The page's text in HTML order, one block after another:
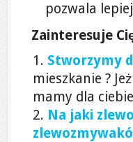
pozwala
Zainteresuje
Stworzymy
mieszkanie ?
mamy dla
Na jaki